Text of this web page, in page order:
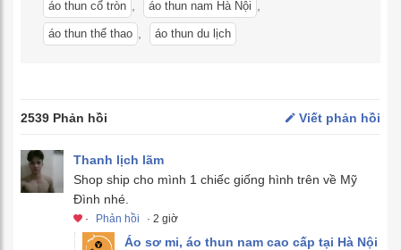
áo thun cổ tròn áo thun nam Hà Nội
áo thun thể thao áo thun du lịch
2539 Phản hồi Viết phản hồi
Thanh lịch lãm
Shop ship cho mình 1 chiếc giống hình trên về Mỹ
Đình nhé.
· Phản hồi · 2 giờ
Áo sơ mi, áo thun nam cao cấp tại Hà Nội